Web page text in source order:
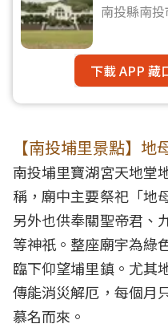
南投縣南
下載 APP 藏
【南投埔里景點】地
南投埔里寶湖宮天地堂
稱，廟中主要祭祀「地
另外也供奉關聖帝君、
等神祇。整座廟宇為綠
臨下仰望埔里鎮。尤其
傳能消災解厄，每個月
慕名而來。